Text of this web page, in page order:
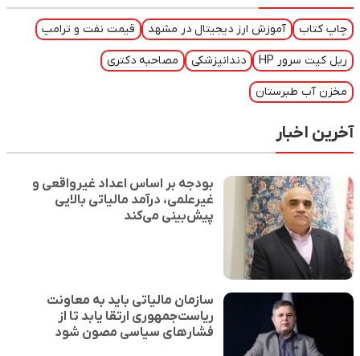
چاپ کتاب آموزش ارز دیجیتال در مشهد قیمت نفت و ترامپ
ریل کیت سرور HP دندانپزشکی مصاحبه دکتری
مخزن آب طبرستان
آخرین اخبار
بودجه بر اساس اعداد غیرواقعی و
غیرعلمی، درآمد مالیاتی بالایی
پیش‌بینی می‌کند
سازمان مالیاتی باید به معاونت
ریاست‌جمهوری ارتقا یابد تا از
فشارهای سیاسی مصون شود